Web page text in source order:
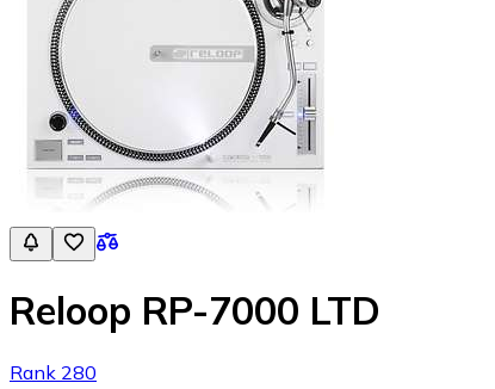
Reloop RP-7000 LTD
Rank 280